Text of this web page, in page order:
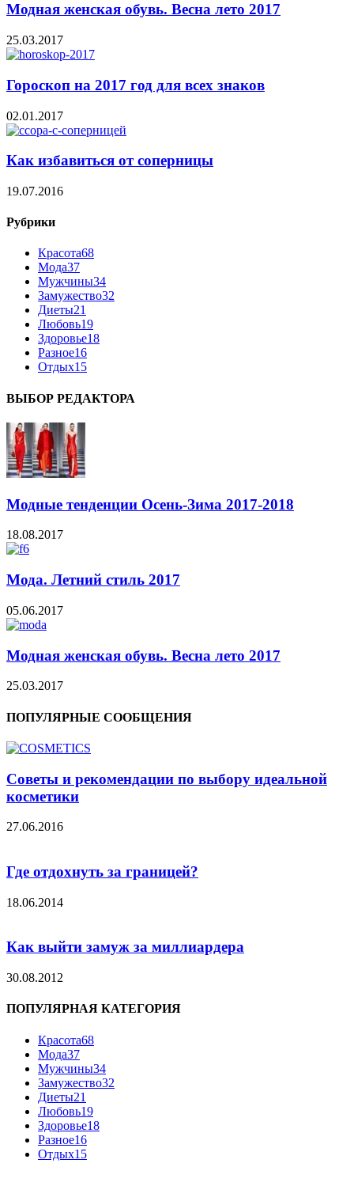
Модная женская обувь. Весна лето 2017
25.03.2017
Гороскоп на 2017 год для всех знаков
02.01.2017
Как избавиться от соперницы
19.07.2016
Рубрики
Красота68
Мода37
Мужчины34
Замужество32
Диеты21
Любовь19
Здоровье18
Разное16
Отдых15
ВЫБОР РЕДАКТОРА
Модные тенденции Осень-Зима 2017-2018
18.08.2017
Мода. Летний стиль 2017
05.06.2017
Модная женская обувь. Весна лето 2017
25.03.2017
ПОПУЛЯРНЫЕ СООБЩЕНИЯ
Советы и рекомендации по выбору идеальной
косметики
27.06.2016
Где отдохнуть за границей?
18.06.2014
Как выйти замуж за миллиардера
30.08.2012
ПОПУЛЯРНАЯ КАТЕГОРИЯ
Красота68
Мода37
Мужчины34
Замужество32
Диеты21
Любовь19
Здоровье18
Разное16
Отдых15